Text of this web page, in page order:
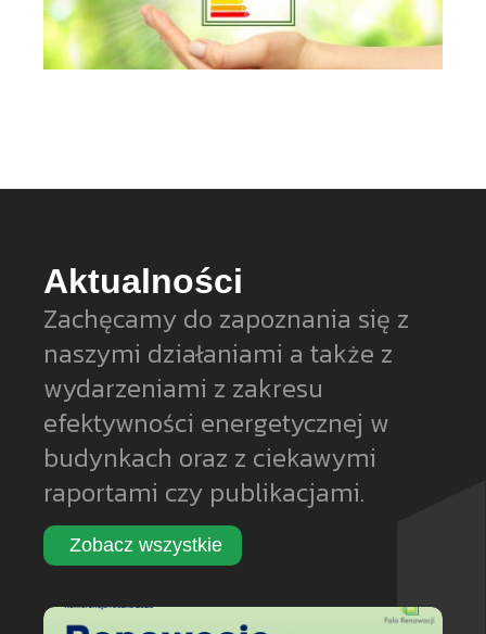
Aktualności
Zachęcamy do zapoznania się z
naszymi działaniami a także z
wydarzeniami z zakresu
efektywności energetycznej w
budynkach oraz z ciekawymi
raportami czy publikacjami.
Zobacz wszystkie